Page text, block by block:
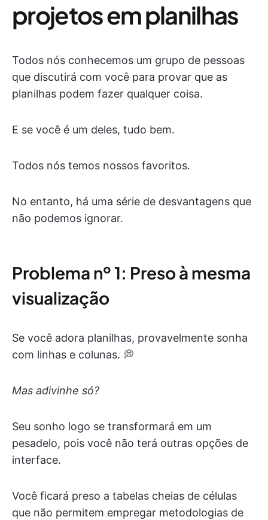
projetos em planilhas
Todos nós conhecemos um grupo de pessoas
que discutirá com você para provar que as
planilhas podem fazer qualquer coisa.
E se você é um deles, tudo bem.
Todos nós temos nossos favoritos.
No entanto, há uma série de desvantagens que
não podemos ignorar.
Problema nº 1: Preso à mesma
visualização
Se você adora planilhas, provavelmente sonha
com linhas e colunas. 💭
Mas adivinhe só?
Seu sonho logo se transformará em um
pesadelo, pois você não terá outras opções de
interface.
Você ficará preso a tabelas cheias de células
que não permitem empregar metodologias de